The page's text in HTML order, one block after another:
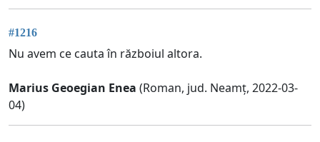
#1216
Nu avem ce cauta în războiul altora.
Marius Geoegian Enea (Roman, jud. Neamț, 2022-03-
04)